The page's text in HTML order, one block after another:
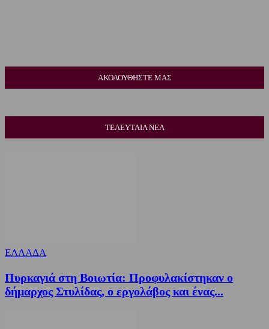
ΑΚΟΛΟΥΘΗΣΤΕ ΜΑΣ
ΤΕΛΕΥΤΑΙΑ ΝΕΑ
ΕΛΛΑΔΑ
Πυρκαγιά στη Βοιωτία: Προφυλακίστηκαν ο
δήμαρχος Στυλίδας, ο εργολάβος και ένας...